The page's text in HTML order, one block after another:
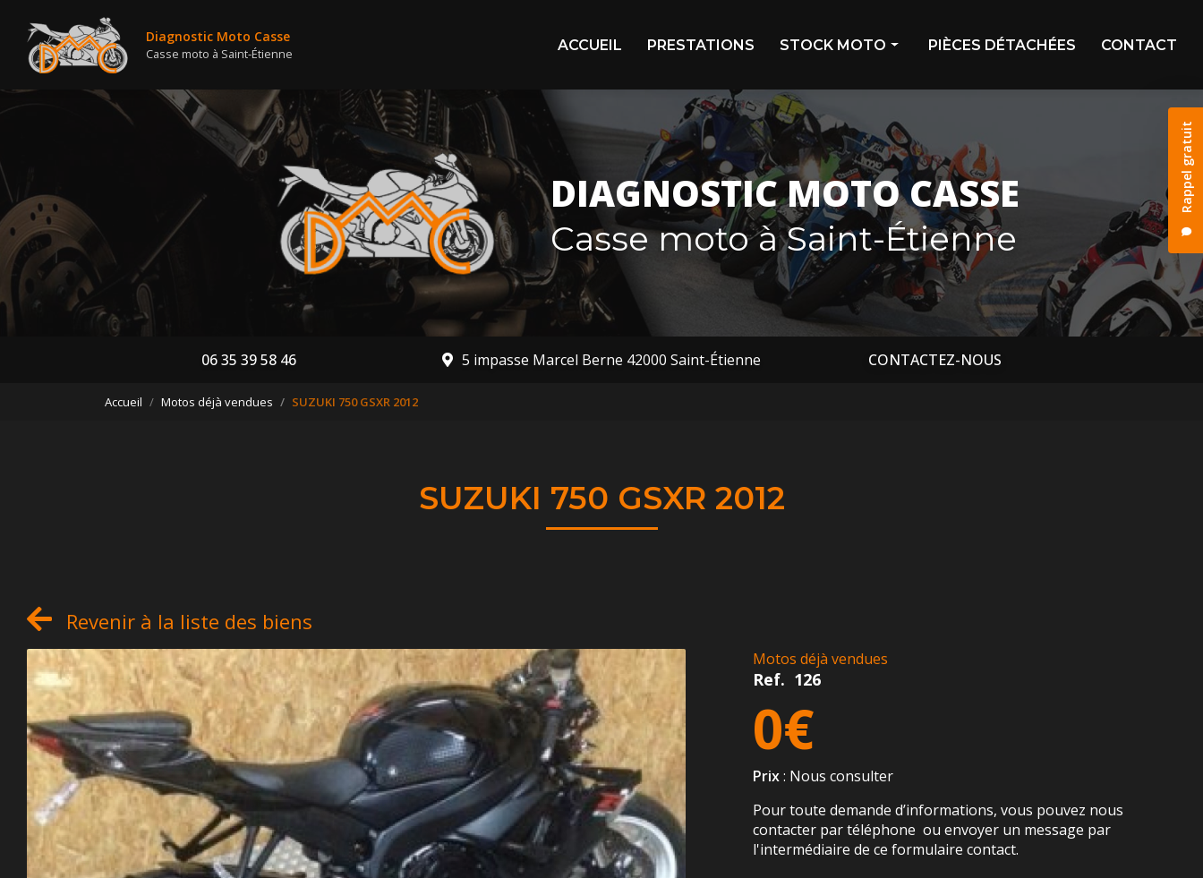
contenu
principal
Diagnostic Moto Casse
Casse moto à Saint-Étienne
Rappel gratuit
ACCUEIL PRESTATIONS STOCK MOTO
Arrivage
En stock
Motos déjà vendues
Motos réservées
PIÈCES DÉTACHÉES CONTACT
DIAGNOSTIC MOTO CASSE
Casse moto à Saint-Étienne
06 35 39 58 46 5 impasse Marcel Berne 42000 Saint-Étienne CONTACTEZ-NOUS
Accueil Motos déjà vendues SUZUKI 750 GSXR 2012
SUZUKI 750 GSXR 2012
Revenir à la liste des biens
Motos déjà vendues
Ref. 126
0€
Prix: Nous consulter
Pour toute demande d’informations, vous pouvez nous
contacter par téléphone ou envoyer un message par
l'intermédiaire de ce formulaire contact.